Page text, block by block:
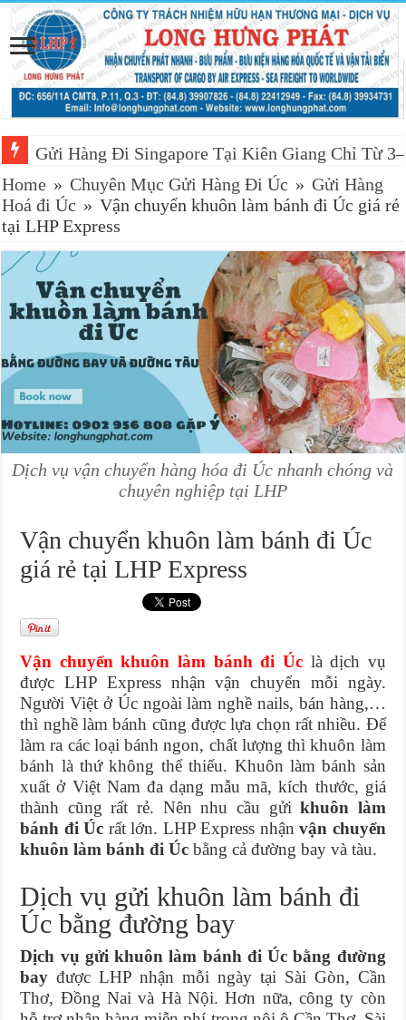
Gửi Hàng Đi Singapore Tại Kiên Giang Chỉ Từ
Home » Chuyên Mục Gửi Hàng Đi Úc » Gửi Hàng
Hoá đi Úc » Vận chuyển khuôn làm bánh đi Úc giá rẻ
tại LHP Express
Dịch vụ vận chuyển hàng hóa đi Úc nhanh chóng và
chuyên nghiệp tại LHP
Vận chuyển khuôn làm bánh đi Úc
giá rẻ tại LHP Express
Vận chuyển khuôn làm bánh đi Úclà dịch vụ
được LHP Express nhận vận chuyển mỗi ngày.
Người Việt ở Úc ngoài làm nghề nails, bán hàng,…
thì nghề làm bánh cũng được lựa chọn rất nhiều. Để
làm ra các loại bánh ngon, chất lượng thì khuôn làm
bánh là thứ không thể thiếu. Khuôn làm bánh sản
xuất ở Việt Nam đa dạng mẫu mã, kích thước, giá
thành cũng rất rẻ. Nên nhu cầu gửi khuôn làm
bánh đi Úc rất lớn. LHP Express nhậnvận chuyển
khuôn làm bánh đi Úc bằng cả đường bay và tàu.
Dịch vụ gửi khuôn làm bánh đi
Úc bằng đường bay
Dịch vụ gửi khuôn làm bánh đi Úc bằng đường
bay được LHP nhận mỗi ngày tại Sài Gòn, Cần
Thơ, Đồng Nai và Hà Nội. Hơn nữa, công ty còn